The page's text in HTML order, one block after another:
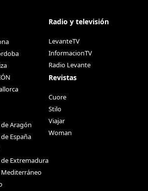
Aragón
España
de Extremadura
Mediterráneo
Radio y televisión
LevanteTV
InformacionTV
Radio Levante
Revistas
Cuore
Stilo
Viajar
Woman